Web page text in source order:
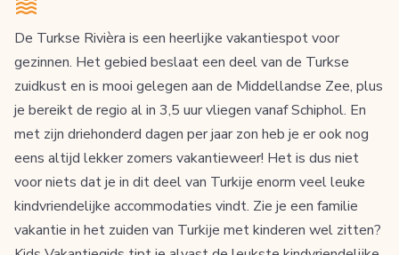
De Turkse Rivièra is een heerlijke vakantiespot voor
gezinnen. Het gebied beslaat een deel van de Turkse
zuidkust en is mooi gelegen aan de Middellandse Zee, plus
je bereikt de regio al in 3,5 uur vliegen vanaf Schiphol. En
met zijn driehonderd dagen per jaar zon heb je er ook nog
eens altijd lekker zomers vakantieweer! Het is dus niet
voor niets dat je in dit deel van Turkije enorm veel leuke
kindvriendelijke accommodaties vindt. Zie je een familie
vakantie in het zuiden van Turkije met kinderen wel zitten?